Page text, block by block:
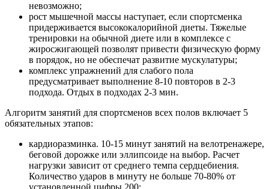
невозможно;
рост мышечной массы наступает, если спортсменка
придерживается высококалорийной диеты. Тяжелые
тренировки на обычной диете или в комплексе с
жиросжигающей позволят привести физическую форму
в порядок, но не обеспечат развитие мускулатуры;
комплекс упражнений для слабого пола
предусматривает выполнение 8-10 повторов в 2-3
подхода. Отдых в подходах 2-3 мин.
Алгоритм занятий для спортсменов всех полов включает 5
обязательных этапов:
кардиоразминка. 10-15 минут занятий на велотренажере,
беговой дорожке или эллипсоиде на выбор. Расчет
нагрузки зависит от среднего темпа сердцебиения.
Количество ударов в минуту не больше 70-80% от